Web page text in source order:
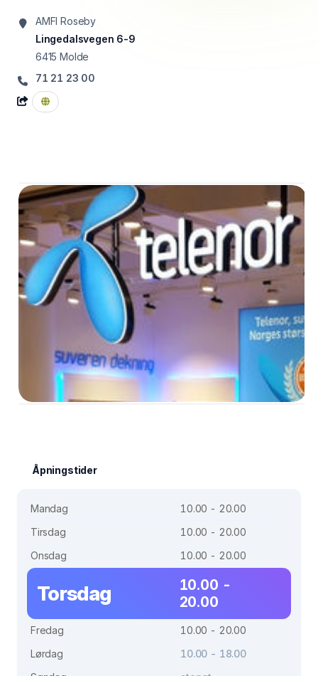
AMFI Roseby
Lingedalsvegen 6-9
6415 Molde
71 21 23 00
Åpningstider
Mandag
10.00 - 20.00
Tirsdag
10.00 - 20.00
Onsdag
10.00 - 20.00
Torsdag
10.00 -
20.00
Fredag
10.00 - 20.00
Lørdag
10.00 - 18.00